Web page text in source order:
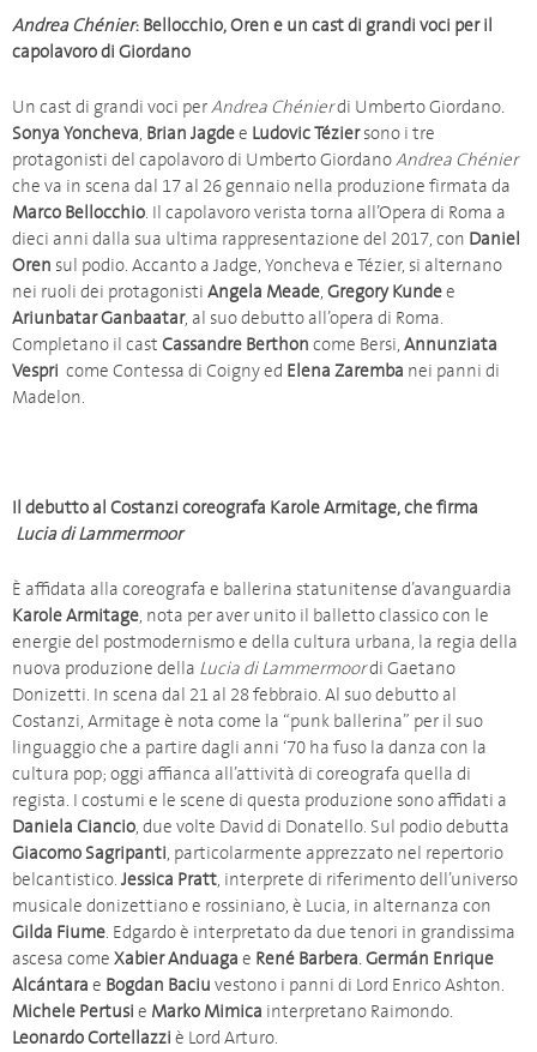
Andrea Chénier: Bellocchio, Oren e un cast di grandi voci per il
capolavoro di Giordano
Un cast di grandi voci perAndrea Chénierdi Umberto Giordano.
Sonya Yoncheva, Brian Jagdee Ludovic Téziersono i tre
protagonisti del capolavoro di Umberto GiordanoAndrea Chénier
che va in scena dal 17 al 26 gennaio nella produzione firmata da
Marco Bellocchio. Il capolavoro verista torna all’Opera di Roma a
dieci anni dalla sua ultima rappresentazione del 2017, con Daniel
Oren sul podio. Accanto a Jadge, Yoncheva e Tézier, si alternano
nei ruoli dei protagonisti Angela Meade, Gregory Kundee
Ariunbatar Ganbaatar, al suo debutto all’opera di Roma.
Completano il cast Cassandre Berthon come Bersi, Annunziata
Vespri come Contessa di Coigny ed Elena Zaremba nei panni di
Madelon.
Il debutto al Costanzi coreografa Karole Armitage, che firma
Lucia di Lammermoor
È affidata alla coreografa e ballerina statunitense d’avanguardia
Karole Armitage, nota per aver unito il balletto classico con le
energie del postmodernismo e della cultura urbana, la regia della
nuova produzione della Lucia di Lammermoordi Gaetano
Donizetti. In scena dal 21 al 28 febbraio. Al suo debutto al
Costanzi, Armitage è nota come la “punk ballerina” per il suo
linguaggio che a partire dagli anni ‘70 ha fuso la danza con la
cultura pop; oggi affianca all’attività di coreografa quella di
regista. I costumi e le scene di questa produzione sono affidati a
Daniela Ciancio, due volte David di Donatello. Sul podio debutta
Giacomo Sagripanti, particolarmente apprezzato nel repertorio
belcantistico. Jessica Pratt, interprete di riferimento dell’universo
musicale donizettiano e rossiniano, è Lucia, in alternanza con
Gilda Fiume. Edgardo è interpretato da due tenori in grandissima
ascesa come Xabier Anduaga e René Barbera.Germán Enrique
Alcántara e Bogdan Baciu vestono i panni di Lord Enrico Ashton.
Michele Pertusi e Marko Mimica interpretano Raimondo.
Leonardo Cortellazzi è Lord Arturo.